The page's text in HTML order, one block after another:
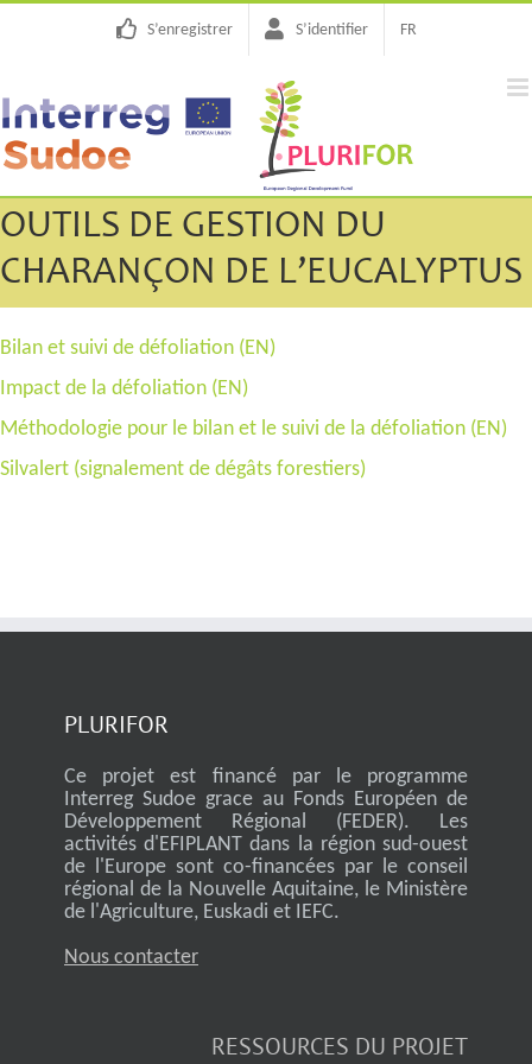
Passer
S’enregistrer S’identifier FR
OUTILS DE GESTION DU
CHARANÇON DE L’EUCALYPTUS
Bilan et suivi de défoliation (EN)
Impact de la défoliation (EN)
Méthodologie pour le bilan et le suivi de la défoliation (EN)
Silvalert (signalement de dégâts forestiers)
PLURIFOR
Ce projet est financé par le programme
Interreg Sudoe grace au Fonds Européen de
Développement Régional (FEDER). Les
activités d'EFIPLANT dans la région sud-ouest
de l'Europe sont co-financées par le conseil
régional de la Nouvelle Aquitaine, le Ministère
de l'Agriculture, Euskadi et IEFC.
Nous contacter
RESSOURCES DU PROJET